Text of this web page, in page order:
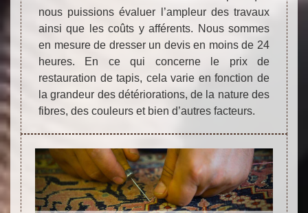
nous puissions évaluer l’ampleur des travaux
ainsi que les coûts y afférents. Nous sommes
en mesure de dresser un devis en moins de 24
heures. En ce qui concerne le prix de
restauration de tapis, cela varie en fonction de
la grandeur des détériorations, de la nature des
fibres, des couleurs et bien d’autres facteurs.